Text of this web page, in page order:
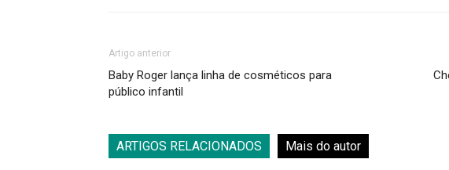
Artigo anterior
Baby Roger lança linha de cosméticos para
público infantil
ARTIGOS RELACIONADOS Mais do autor